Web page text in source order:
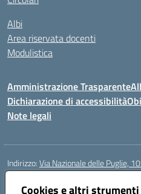
Cookies e altri
Albi
Area riservata docenti
Modulistica
Amministrazione Trasparente
Dichiarazione di accessibilità
Note legali
Indirizzo:Via Nazionale delle Puglie,
Centralino:
Email:naee32300a@istruzione.it